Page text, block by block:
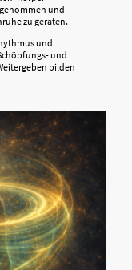
und
zu geraten.
und
und
bilden